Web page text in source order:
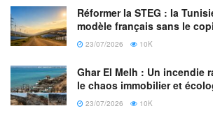
vaccinale en ajoutant un rappel de
Raddad pense que la solution à cette
l’augmentation de la production de
l’amélioration des infrastructures
vaccins.
« Les États-Unis, par exemple,
Réformer la STEG : la
modèle français sans le
23/07/2026 10K
Ghar El Melh : Un incendie
le chaos immobilier et
23/07/2026 10K